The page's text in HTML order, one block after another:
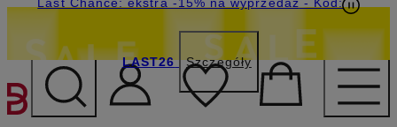
PRZEJDŹ DO GŁÓWNEJ
LAST26 Szczegóły